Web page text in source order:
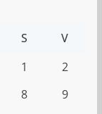
S V
1
2
8
9